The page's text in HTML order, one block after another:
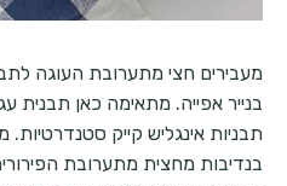
מעבירים חצי מתערובת העוגה
תבניות אינגליש קייק
בנדיבות מחצית מתערובת